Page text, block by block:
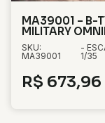
MA39001 – B-
MILITARY
SKU:
MA39001
-
1/35
R$ 673,96